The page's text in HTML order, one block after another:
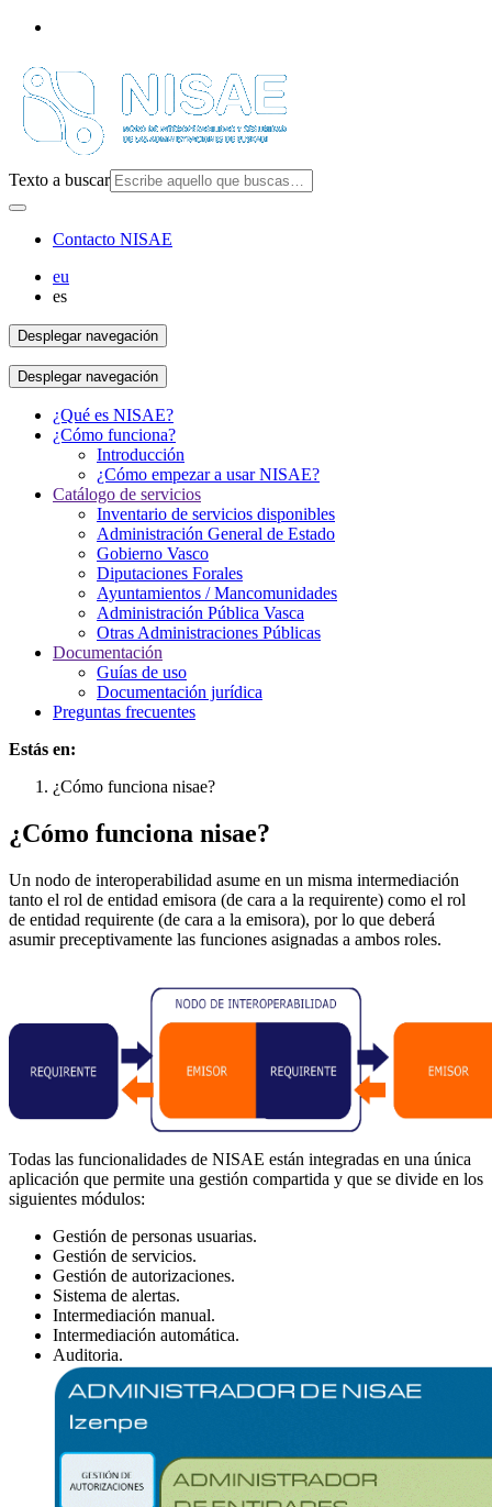
Texto a buscar
Contacto NISAE
eu
es
Desplegar navegación
Desplegar navegación
¿Qué es NISAE?
¿Cómo funciona?
Introducción
¿Cómo empezar a usar NISAE?
Catálogo de servicios
Inventario de servicios disponibles
Administración General de Estado
Gobierno Vasco
Diputaciones Forales
Ayuntamientos / Mancomunidades
Administración Pública Vasca
Otras Administraciones Públicas
Documentación
Guías de uso
Documentación jurídica
Preguntas frecuentes
Estás en:
¿Cómo funciona nisae?
¿Cómo funciona nisae?
Un nodo de interoperabilidad asume en un misma intermediación
tanto el rol de entidad emisora (de cara a la requirente) como el rol
de entidad requirente (de cara a la emisora), por lo que deberá
asumir preceptivamente las funciones asignadas a ambos roles.
Todas las funcionalidades de NISAE están integradas en una única
aplicación que permite una gestión compartida y que se divide en los
siguientes módulos:
Gestión de personas usuarias.
Gestión de servicios.
Gestión de autorizaciones.
Sistema de alertas.
Intermediación manual.
Intermediación automática.
Auditoria.